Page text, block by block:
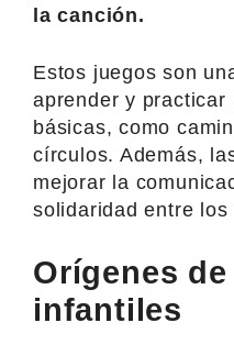
la canción.
Estos juegos son
aprender y practicar
básicas, como
círculos. Además,
mejorar la
solidaridad entre los
Orígenes
infantiles